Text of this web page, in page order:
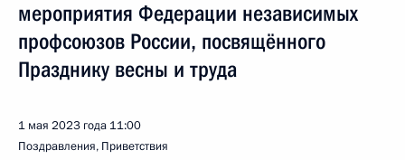
мероприятия Федерации независимых
профсоюзов России, посвящённого
Празднику весны и труда
1 мая 2023 года 11:00
Поздравления, Приветствия